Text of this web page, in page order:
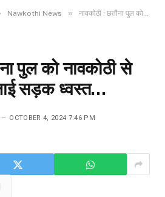
Nawkothi News » नावकोठी : छतौना पुल को नावकोठी से जोड़ने वाली ढ़लाई सड़क ध्वस्त…
पुल को नावकोठी से
सड़क ध्वस्त…
OCTOBER 4, 2024 7:46 PM